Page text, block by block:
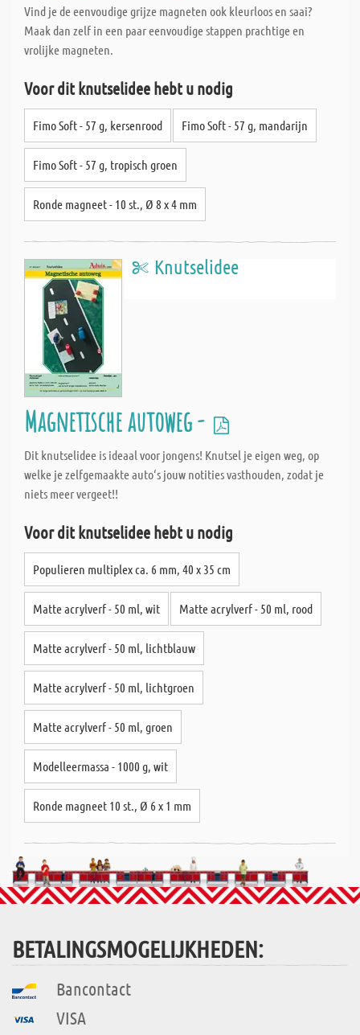
Vind je de eenvoudige grijze magneten ook kleurloos en saai?
Maak dan zelf in een paar eenvoudige stappen prachtige en
vrolijke magneten.
Voor dit knutselidee hebt u nodig
Fimo Soft - 57 g, kersenrood Fimo Soft - 57 g, mandarijn
Fimo Soft - 57 g, tropisch groen
Ronde magneet - 10 st., Ø 8 x 4 mm
Knutselidee
Magnetische autoweg -
Dit knutselidee is ideaal voor jongens! Knutsel je eigen weg, op
welke je zelfgemaakte auto‘s jouw notities vasthouden, zodat je
niets meer vergeet!!
Voor dit knutselidee hebt u nodig
Populieren multiplex ca. 6 mm, 40 x 35 cm
Matte acrylverf - 50 ml, wit Matte acrylverf - 50 ml, rood
Matte acrylverf - 50 ml, lichtblauw
Matte acrylverf - 50 ml, lichtgroen
Matte acrylverf - 50 ml, groen
Modelleermassa - 1000 g, wit
Ronde magneet 10 st., Ø 6 x 1 mm
BETALINGSMOGELIJKHEDEN:
Bancontact
VISA